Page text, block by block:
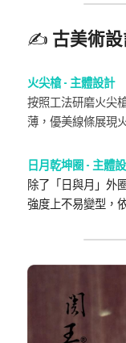
✍️ 古美術
火尖槍 - 主體設計
按照工法研磨火尖
薄，優美線條展現
日月乾坤圈 - 主體
除了「日與月」外
強度上不易變型，